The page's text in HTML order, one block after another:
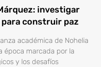
investigar
construir paz
académica de Nohelia
época marcada por la
y los desafíos